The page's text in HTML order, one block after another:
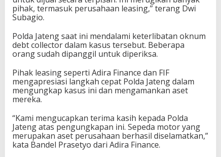
pihak, termasuk perusahaan leasing,” terang Dwi
Subagio.
Polda Jateng saat ini mendalami keterlibatan oknum
debt collector dalam kasus tersebut. Beberapa
orang sudah dipanggil untuk diperiksa.
Pihak leasing seperti Adira Finance dan FIF
mengapresiasi langkah cepat Polda Jateng dalam
mengungkap kasus ini dan mengamankan aset
mereka.
“Kami mengucapkan terima kasih kepada Polda
Jateng atas pengungkapan ini. Sepeda motor yang
merupakan aset perusahaan berhasil diselamatkan,”
kata Bandel Prasetyo dari Adira Finance.